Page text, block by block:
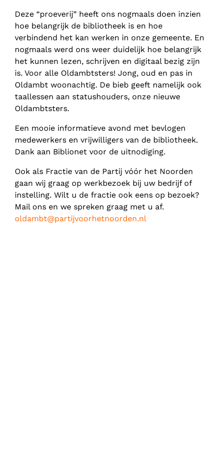
Deze “proeverij” heeft ons nogmaals doen inzien
hoe belangrijk de bibliotheek is en hoe
verbindend het kan werken in onze gemeente. En
nogmaals werd ons weer duidelijk hoe belangrijk
het kunnen lezen, schrijven en digitaal bezig zijn
is. Voor alle Oldambtsters! Jong, oud en pas in
Oldambt woonachtig. De bieb geeft namelijk ook
taallessen aan statushouders, onze nieuwe
Oldambtsters.
Een mooie informatieve avond met bevlogen
medewerkers en vrijwilligers van de bibliotheek.
Dank aan Biblionet voor de uitnodiging.
Ook als Fractie van de Partij vóór het Noorden
gaan wij graag op werkbezoek bij uw bedrijf of
instelling. Wilt u de fractie ook eens op bezoek?
Mail ons en we spreken graag met u af.
oldambt@partijvoorhetnoorden.nl